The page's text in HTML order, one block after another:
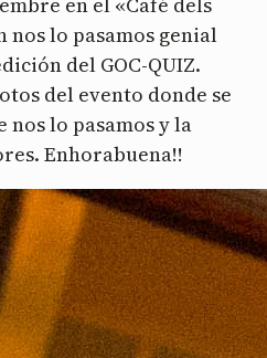
nos lo pasamos genial
del GOC-QUIZ.
del evento donde se
nos lo pasamos y la
Enhorabuena!!